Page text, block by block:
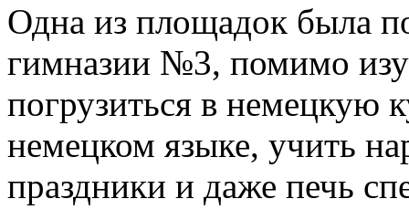
Одна из площадок была
гимназии №3, помимо
погрузиться в немецкую
немецком языке, учить
праздники и даже печь